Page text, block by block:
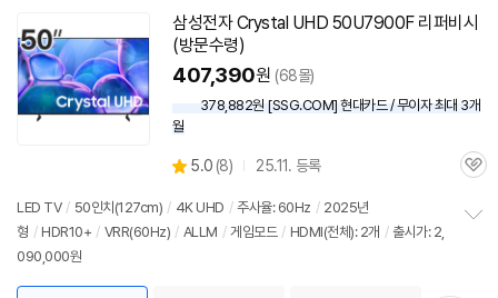
삼성전자 Crystal UHD 50U7900F 리퍼비시
(방문수령)
407,390원 (68몰)
378,882원 [SSG.COM] 현대카드 / 무이자 최대 3개
월
별
점
5.0 (상
리
뷰
8) 25.11. 등록
관
LED TV / 50인치 (127cm) / 4K UHD / 주사율: 60Hz / 2025년
형 / HDR10+ / VRR(60Hz) / ALLM / 게임모드 / HDMI(전체): 2개 / 출시가: 2,
090,000원